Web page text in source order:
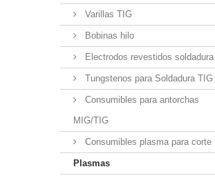
Varillas TIG
Bobinas hilo
Electrodos revestidos soldadura
Tungstenos para Soldadura TIG
Consumibles para antorchas
MIG/TIG
Consumibles plasma para corte
Plasmas